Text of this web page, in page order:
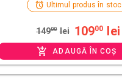
Ultimul produs în stoc
14900 lei 10900 lei
ADAUGĂ ÎN COȘ